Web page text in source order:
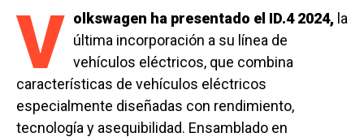
V olkswagen ha presentado el ID.4 2024, la
última incorporación a su línea de
vehículos eléctricos, que combina
características de vehículos eléctricos
especialmente diseñadas con rendimiento,
tecnología y asequibilidad. Ensamblado en